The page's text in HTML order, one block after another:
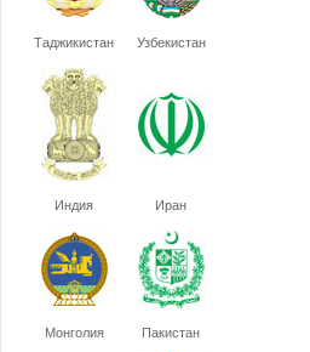
Таджикистан Узбекистан
Индия Иран
Монголия Пакистан